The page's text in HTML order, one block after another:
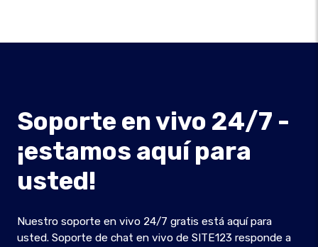
Soporte en vivo 24/7 -
¡estamos aquí para
usted!
Nuestro soporte en vivo 24/7 gratis está aquí para
usted. Soporte de chat en vivo de SITE123 responde a